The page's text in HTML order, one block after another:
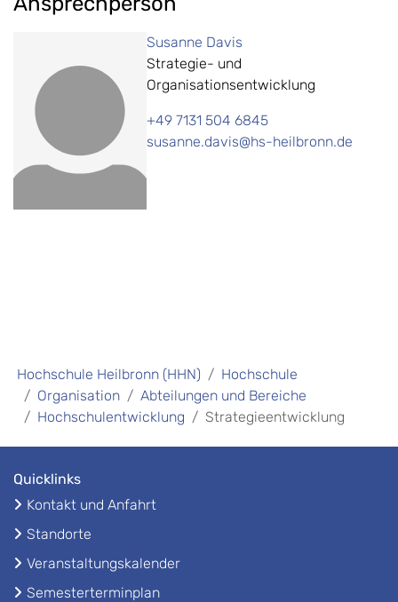
Susanne Davis
Strategie- und
Organisationsentwicklung
+49 7131 504 6845
susanne.davis@hs-heilbronn.de
Hochschule Heilbronn (HHN)
Hochschule
Organisation
Abteilungen und Bereiche
Hochschulentwicklung
Strategieentwicklung
Quicklinks
Kontakt und Anfahrt
Standorte
Veranstaltungskalender
Semesterterminplan